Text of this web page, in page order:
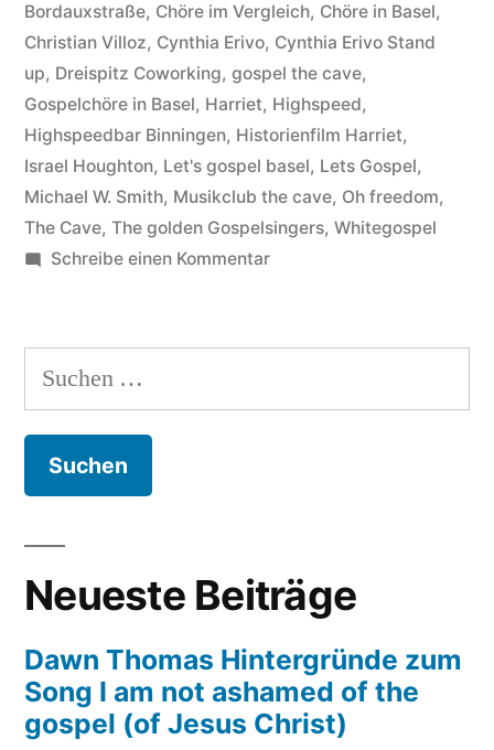
„The
Cave“
als
neue
Probelocation
für
Basel“
Bordauxstraße, Chöre im Vergleich, Chöre in Basel,
Christian Villoz, Cynthia Erivo, Cynthia Erivo Stand
up, Dreispitz Coworking, gospel the cave,
Gospelchöre in Basel, Harriet, Highspeed,
Highspeedbar Binningen, Historienfilm Harriet,
Israel Houghton, Let's gospel basel, Lets Gospel,
Michael W. Smith, Musikclub the cave, Oh freedom,
The Cave, The golden Gospelsingers, Whitegospel
Schreibe einen Kommentarzu
in
„Gospelhöhle“
Probelocation
Let’s
Gospel,
Basel
Suchen
nach:
Neueste Beiträge
Dawn Thomas Hintergründe zum
Song I am not ashamed of the
gospel (of Jesus Christ)